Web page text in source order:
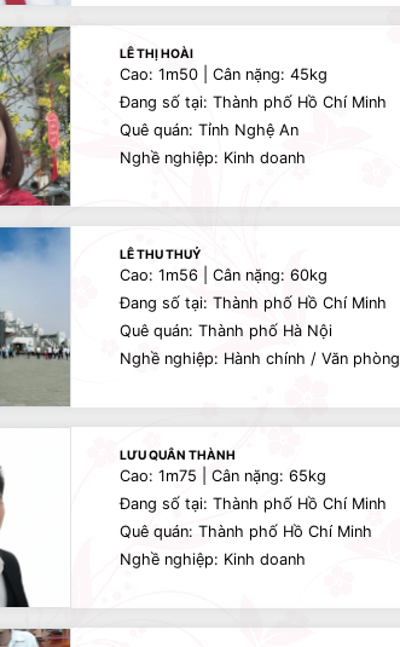
LÊ THỊ HOÀI
Cao: 1m50 | Cân nặng: 45kg
Đang số tại: Thành phố Hồ Chí Minh
Quê quán: Tỉnh Nghệ An
Nghề nghiệp: Kinh doanh
LÊ THU THUỶ
Cao: 1m56 | Cân nặng: 60kg
Đang số tại: Thành phố Hồ Chí Minh
Quê quán: Thành phố Hà Nội
Nghề nghiệp: Hành chính / Văn phòng
LƯU QUÂN THÀNH
Cao: 1m75 | Cân nặng: 65kg
Đang số tại: Thành phố Hồ Chí Minh
Quê quán: Thành phố Hồ Chí Minh
Nghề nghiệp: Kinh doanh